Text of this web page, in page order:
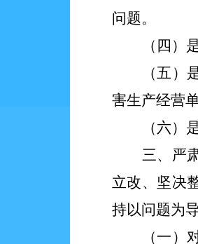
问题。
（四）
（五）
害生产经营
（六）
三、严
立改、坚决
持以问题为
（一